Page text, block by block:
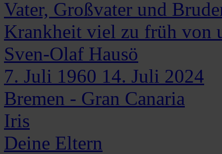
Vater, Großvater und
Krankheit viel zu früh von
Sven-Olaf Hausö
7. Juli 1960 14. Juli 2024
Bremen - Gran Canaria
Iris
Deine Eltern